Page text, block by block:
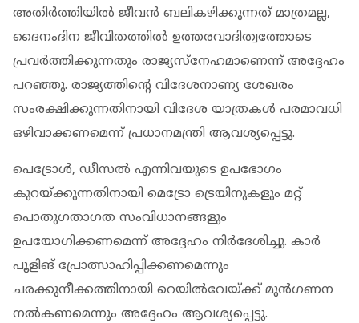
അതിർത്തിയിൽ ജീവൻ ബലികഴിക്കുന്നത് മാത്രമല്ല,
ദൈനംദിന ജീവിതത്തിൽ ഉത്തരവാദിത്വത്തോടെ
പ്രവർത്തിക്കുന്നതും രാജ്യസ്നേഹമാണെന്ന് അദ്ദേഹം
പറഞ്ഞു. രാജ്യത്തിൻ്റെ വിദേശനാണ്യ ശേഖരം
സംരക്ഷിക്കുന്നതിനായി വിദേശ യാത്രകൾ പരമാവധി
ഒഴിവാക്കണമെന്ന് പ്രധാനമന്ത്രി ആവശ്യപ്പെട്ടു.
പെട്രോൾ, ഡീസൽ എന്നിവയുടെ ഉപഭോഗം
കുറയ്ക്കുന്നതിനായി മെട്രോ ട്രെയിനുകളും മറ്റ്
പൊതുഗതാഗത സംവിധാനങ്ങളും
ഉപയോഗിക്കണമെന്ന് അദ്ദേഹം നിർദേശിച്ചു. കാർ
പൂളിങ് പ്രോത്സാഹിപ്പിക്കണമെന്നും
ചരക്കുനീക്കത്തിനായി റെയിൽവേയ്ക്ക് മുൻഗണന
നൽകണമെന്നും അദ്ദേഹം ആവശ്യപ്പെട്ടു.